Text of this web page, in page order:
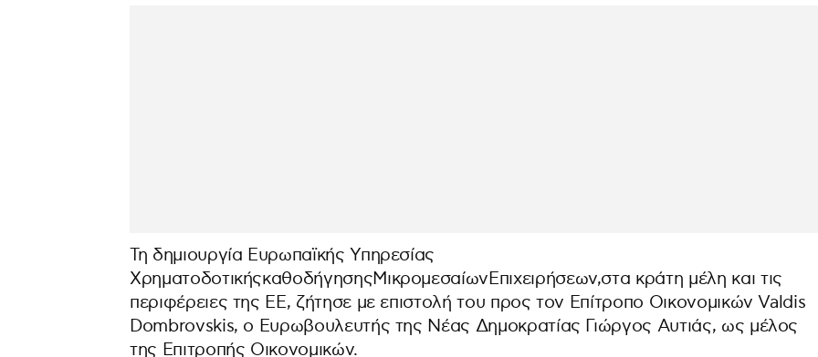
Τη δημιουργία Ευρωπαϊκής Υπηρεσίας
ΧρηματοδοτικήςκαθοδήγησηςΜικρομεσαίωνΕπιχειρήσεων,στα κράτη μέλη και τις
περιφέρειες της ΕΕ, ζήτησε με επιστολή του προς τον Επίτροπο Οικονομικών Valdis
Dombrovskis, ο Ευρωβουλευτής της Νέας Δημοκρατίας Γιώργος Αυτιάς, ως μέλος
της Επιτροπής Οικονομικών.